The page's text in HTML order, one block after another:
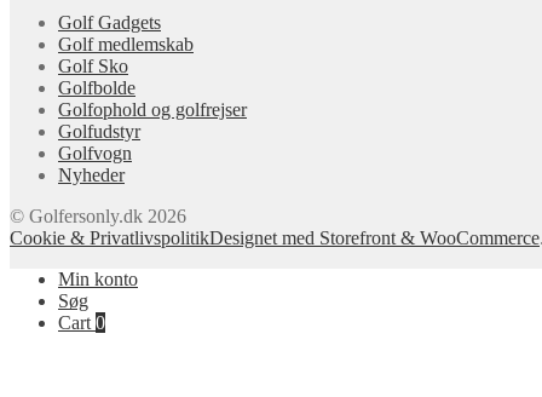
Golf Gadgets
Golf medlemskab
Golf Sko
Golfbolde
Golfophold og golfrejser
Golfudstyr
Golfvogn
Nyheder
© Golfersonly.dk 2026
Cookie & PrivatlivspolitikDesignet med Storefront & WooCommerce
Min konto
Søg
Cart 0